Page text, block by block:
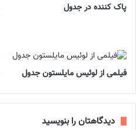
پاک کننده در جدول
فیلمی از لوئیس مایلستون جدول
دیدگاهتان را بنویسید